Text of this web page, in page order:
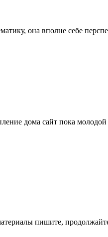
она вполне себе
дома сайт пока
пишите,